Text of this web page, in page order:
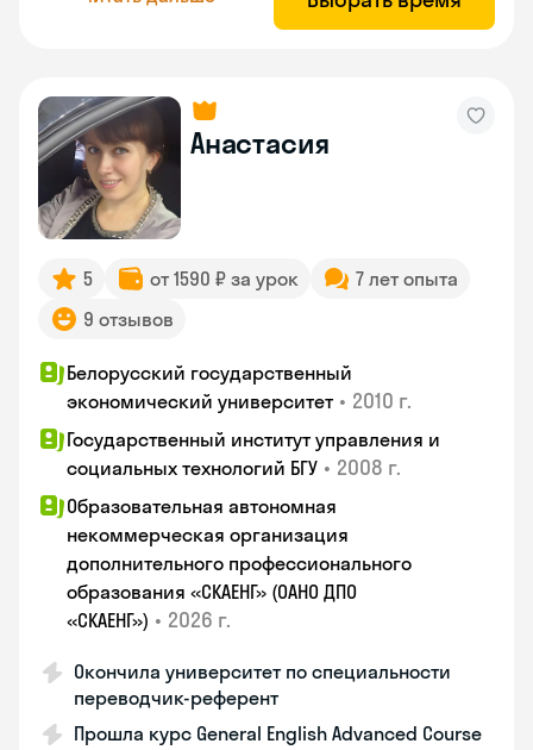
Анастасия
5 от 1590 ₽ за урок
7 лет опыта
9 отзывов
Белорусский государственный
экономический университет • 2010 г.
Государственный институт управления и
социальных технологий БГУ • 2008 г.
Образовательная автономная
некоммерческая организация
дополнительного профессионального
образования «СКАЕНГ» (ОАНО ДПО
«СКАЕНГ») • 2026 г.
Окончила университет по специальности
переводчик-референт
Прошла курс General English Advanced Course